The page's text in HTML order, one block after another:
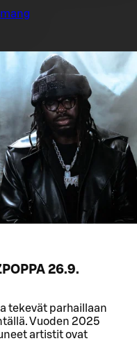
26.9.
tekevät parhaillaan
Vuoden 2025
artistit ovat